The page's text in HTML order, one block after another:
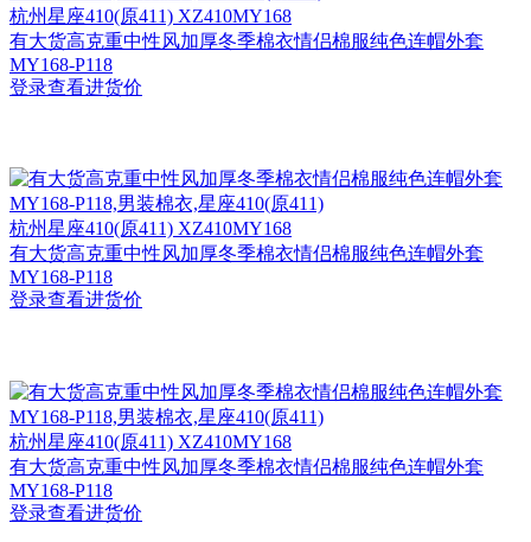
杭州星座410(原411) XZ410MY168
有大货高克重中性风加厚冬季棉衣情侣棉服纯色连帽外套
MY168-P118
登录查看进货价
杭州星座410(原411) XZ410MY168
有大货高克重中性风加厚冬季棉衣情侣棉服纯色连帽外套
MY168-P118
登录查看进货价
杭州星座410(原411) XZ410MY168
有大货高克重中性风加厚冬季棉衣情侣棉服纯色连帽外套
MY168-P118
登录查看进货价